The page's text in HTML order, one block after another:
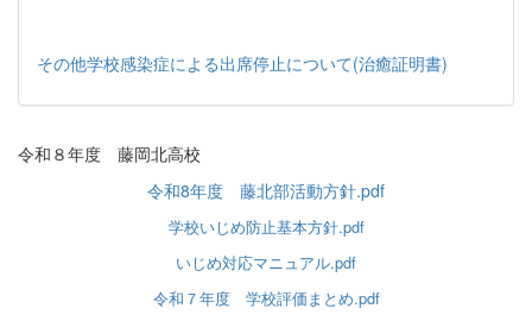
その他学校感染症による出席停止について(治癒証明書)
令和８年度 藤岡北高校
令和8年度 藤北部活動方針.pdf
学校いじめ防止基本方針.pdf
いじめ対応マニュアル.pdf
令和７年度 学校評価まとめ.pdf